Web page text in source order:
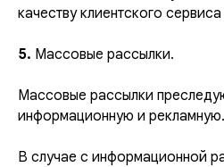
качеству клиентского
5. Массовые рассылки.
Массовые рассылки
информационную и рекламную.
В случае с информационной